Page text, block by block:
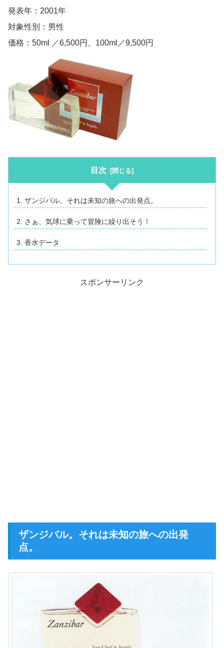
発表年：2001年
対象性別：男性
価格：50ml ／6,500円、100ml／9,500円
目次
ザンジバル。それは未知の旅への出発点。
さぁ、気球に乗って冒険に繰り出そう！
香水データ
スポンサーリンク
ザンジバル。それは未知の旅への出発
点。